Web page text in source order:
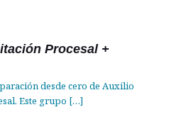
Procesal +
desde cero de Auxilio
Este grupo […]